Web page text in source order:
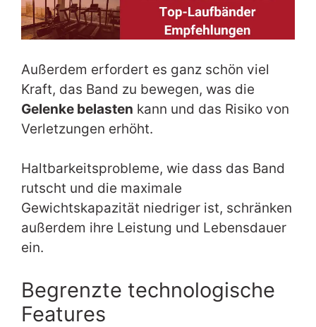
Außerdem erfordert es ganz schön viel
Kraft, das Band zu bewegen, was die
Gelenke belasten kann und das Risiko von
Verletzungen erhöht.
Haltbarkeitsprobleme, wie dass das Band
rutscht und die maximale
Gewichtskapazität niedriger ist, schränken
außerdem ihre Leistung und Lebensdauer
ein.
Begrenzte technologische
Features